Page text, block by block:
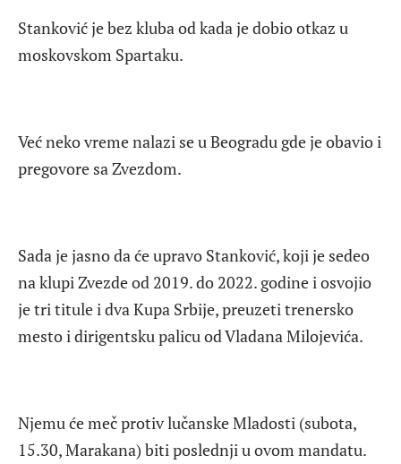
Stanković je bez kluba od kada je dobio otkaz u
moskovskom Spartaku.
Već neko vreme nalazi se u Beogradu gde je obavio i
pregovore sa Zvezdom.
Sada je jasno da će upravo Stanković, koji je sedeo
na klupi Zvezde od 2019. do 2022. godine i osvojio
je tri titule i dva Kupa Srbije, preuzeti trenersko
mesto i dirigentsku palicu od Vladana Milojevića.
Njemu će meč protiv lučanske Mladosti (subota,
15.30, Marakana) biti poslednji u ovom mandatu.